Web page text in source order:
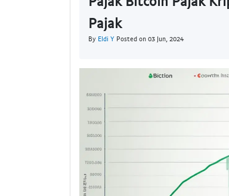
Pajak
By Eldi Y Posted on 03 Jun, 2024